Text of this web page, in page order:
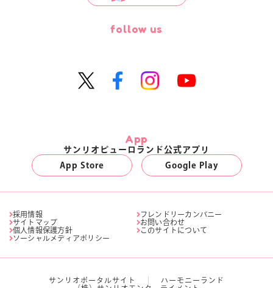
follow us
App
サンリオピューロランド公式アプリ
App Store
Google Play
採用情報
フレンドリーカンパニー
サイトマップ
お問い合わせ
個人情報保護方針
このサイトについて
ソーシャルメディアポリシー
サンリオポータルサイト
ハーモニーランド